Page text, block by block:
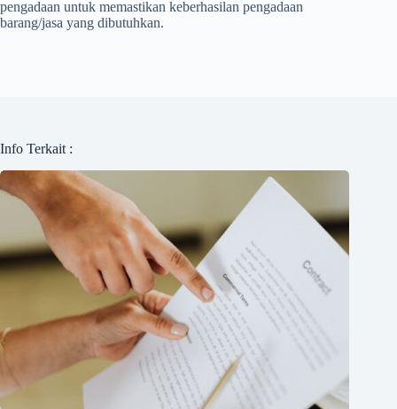
pengadaan untuk memastikan keberhasilan pengadaan
barang/jasa yang dibutuhkan.
Info Terkait :